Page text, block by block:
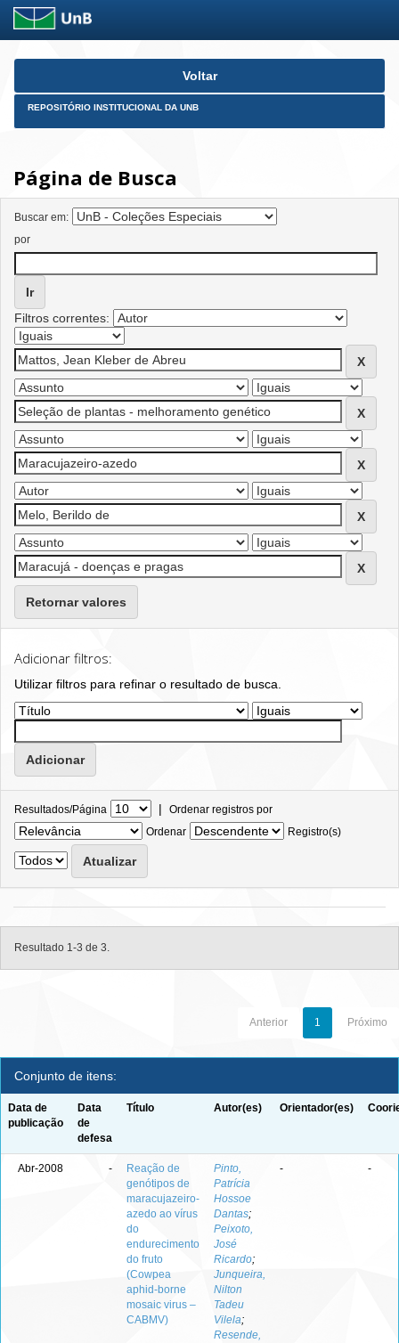
Skip
Voltar
REPOSITÓRIO INSTITUCIONAL DA UNB
Página de Busca
Buscar em:
por
Filtros correntes:
Retornar valores
Adicionar filtros:
Utilizar filtros para refinar o resultado de busca.
Resultados/Página | Ordenar registros por
Ordenar
Registro(s)
Resultado 1-3 de 3.
Anterior 1 Próximo
Conjunto de itens:
Data de
publicação
Data
de
defesa
Título Autor(es) Orientador(es)
Abr-2008 -
Reação de
genótipos de
maracujazeiro-
azedo ao vírus
do
endurecimento
do fruto
(Cowpea
aphid-borne
mosaic virus –
CABMV)
Pinto,
Patrícia
Hossoe
Dantas;
Peixoto,
José
Ricardo;
Junqueira,
Nilton
Tadeu
Vilela;
Resende,
- -